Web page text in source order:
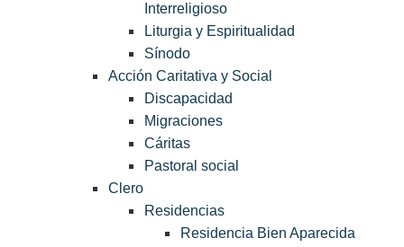
Interreligioso
Liturgia y Espiritualidad
Sínodo
Acción Caritativa y Social
Discapacidad
Migraciones
Cáritas
Pastoral social
Clero
Residencias
Residencia Bien Aparecida